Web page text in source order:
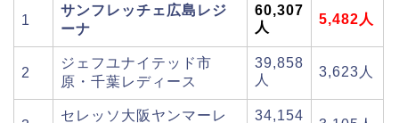
1
サンフレッチェ広島レジ
ーナ
60,307
人
5,482人
2
ジェフユナイテッド市
原・千葉レディース
39,858
人
3,623人
セレッソ大阪ヤンマーレ
34,154